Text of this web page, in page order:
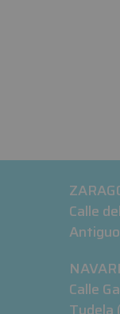
Calle
Calle